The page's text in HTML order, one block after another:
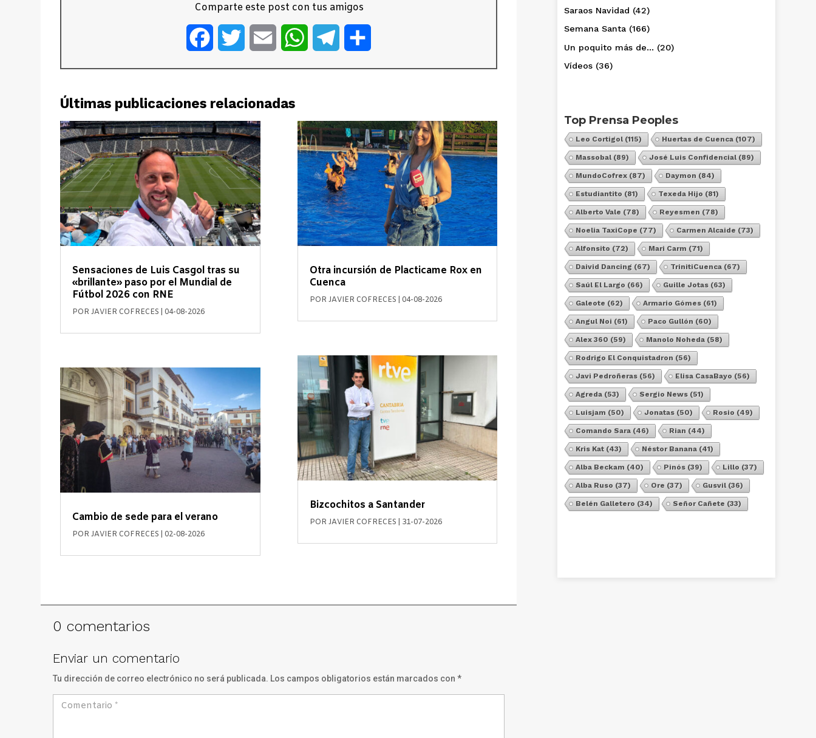
Comparte este post con tus amigos
FacebookTwitter Email WhatsAppTelegram
Últimas publicaciones relacionadas
Sensaciones de Luis Casgol tras su
«brillante» paso por el Mundial de
Fútbol 2026 con RNE
PORJAVIER COFRECES 04-08-2026
Cambio de sede para el verano
PORJAVIER COFRECES 02-08-2026
Otra incursión de Placticame Rox en
Cuenca
POR JAVIER COFRECES 04-08-2026
Bizcochitos a Santander
POR JAVIER COFRECES 31-07-2026
0 comentarios
Enviar un comentario
Tu dirección de correo electrónico no será publicada. Los campos obligatorios están marcados con*
Saraos Navidad (42)
Semana Santa (166)
Un poquito más de… (20)
Vídeos (36)
Top Prensa Peoples
Leo Cortigol (115) Huertas de Cuenca (107)
Massobal (89) José Luis Confidencial (89)
MundoCofrex (87) Daymon (84)
Estudiantito (81) Texeda Hijo (81)
Alberto Vale (78) Reyesmen (78)
Noelia TaxiCope (77) Carmen Alcaide (73)
Alfonsito (72) Mari Carm (71)
Daivid Dancing (67) TrinitiCuenca (67)
Saúl El Largo (66) Guille Jotas (63)
Galeote (62) Armario Gómes (61)
Angul Noi (61) Paco Gullón (60)
Alex 360 (59) Manolo Noheda (58)
Rodrigo El Conquistadron (56)
Javi Pedroñeras (56) Elisa CasaBayo (56)
Agreda (53) Sergio News (51)
Luisjam (50) Jonatas (50) Rosio (49)
Comando Sara (46) Rian (44)
Kris Kat (43) Néstor Banana (41)
Alba Beckam (40) Pinós (39) Lillo (37)
Alba Ruso (37) Ore (37) Gusvil (36)
Belén Galletero (34) Señor Cañete (33)